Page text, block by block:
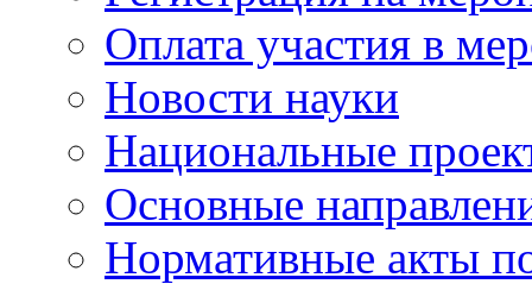
Оплата участия в
Новости науки
Национальные
Основные
Нормативные акты